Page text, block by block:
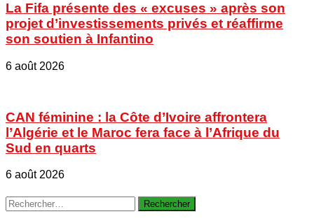
La Fifa présente des « excuses » après son
projet d’investissements privés et réaffirme
son soutien à Infantino
6 août 2026
CAN féminine : la Côte d’Ivoire affrontera
l’Algérie et le Maroc fera face à l’Afrique du
Sud en quarts
6 août 2026
Rechercher :